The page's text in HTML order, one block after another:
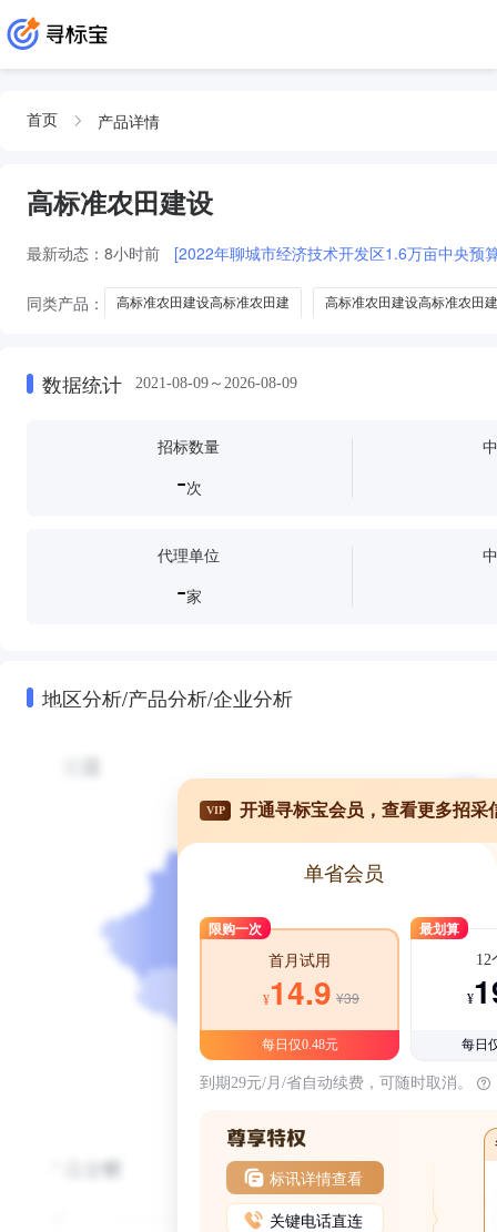
首页 产品详情
高标准农田建设
最新动态： 8小时前 [2022年聊城市经济技术开发区1.6万亩中央预
同类产品： 高标准农田建设高标准农田建 高标准农田建设高标准农田
数据统计 2021-08-09～2026-08-09
招标数量
-次
代理单位
-家
地区分析/产品分析/企业分析
VIP 开通寻标宝会员，查看更多招采
单省会员
限购一次
首月试用
¥14.9 ¥39
每日仅0.48元
最划算
12
¥
每日
到期29元/月/省自动续费，可随时取消。
标讯详情查看
关键电话直连